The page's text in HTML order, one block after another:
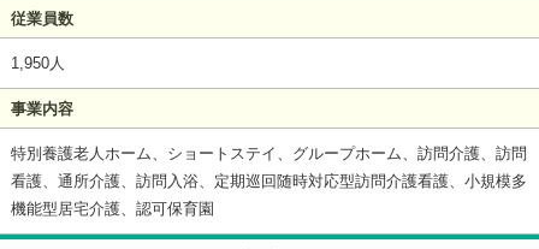
従業員数
1,950人
事業内容
特別養護老人ホーム、ショートステイ、グループホーム、訪問介護、訪問
看護、通所介護、訪問入浴、定期巡回随時対応型訪問介護看護、小規模多
機能型居宅介護、認可保育園